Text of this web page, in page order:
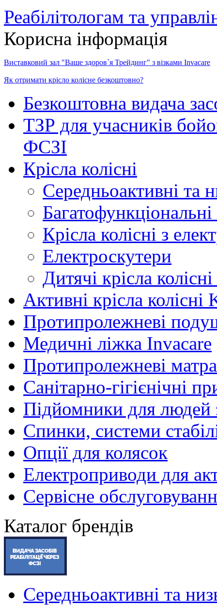
Реабілітологам та
Корисна інформація
Виставковий зал "Ваше здоров`я Трейдинг" з візками Invacare
Як отримати крісло колісне безкоштовно?
Безкоштовна видача
ТЗР для учасників
ФСЗІ
Крісла колісні
Середньоактивні та
Багатофункціональні
Крісла колісні з
Електроскутери
Дитячі крісла
Активні крісла колісні
Протипролежневі
Медичні ліжка Invacare
Протипролежневі
Санітарно-гігієнічні
Підйомники для людей
Спинки, системи
Опції для колясок
Електроприводи для
Сервісне
Каталог брендів
Середньоактивні та